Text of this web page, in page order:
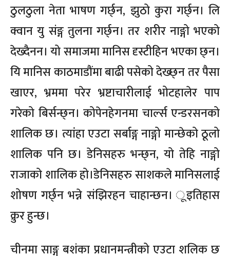
ठुलठुला नेता भाषण गर्छ्न, झुठो कुरा गर्छ्न। लि
क्वान यु संङ्ग तुलना गर्छ्न। तर शरीर नाङ्गो भएको
देख्दैनन। यो समाजमा मानिस दृस्टीहिन भएका छ्न।
यि मानिस काठमाडौंमा बाढी पसेको देख्छ्न तर पैसा
खाएर, भ्रममा परेर भ्रष्टाचारीलाई भोटहालेर पाप
गरेको बिर्सन्छ्न। कोपेनहेगनमा चार्ल्स एन्डरसनको
शालिक छ। त्यांहा एउटा सर्बाङ्ग नाङ्गो मान्छेको ठूलो
शालिक पनि छ। डेनिसहरु भन्छ्न, यो तेहि नाङ्गो
राजाको शालिक हो।डेनिसहरु साशकले मानिसलाई
शोषण गर्छ्न भन्ने संझिरहन चाहान्छन। ूइतिहास
क्रुर हुन्छ।
चीनमा साङ्ग बशंका प्रधानमन्त्रीको एउटा शलिक छ